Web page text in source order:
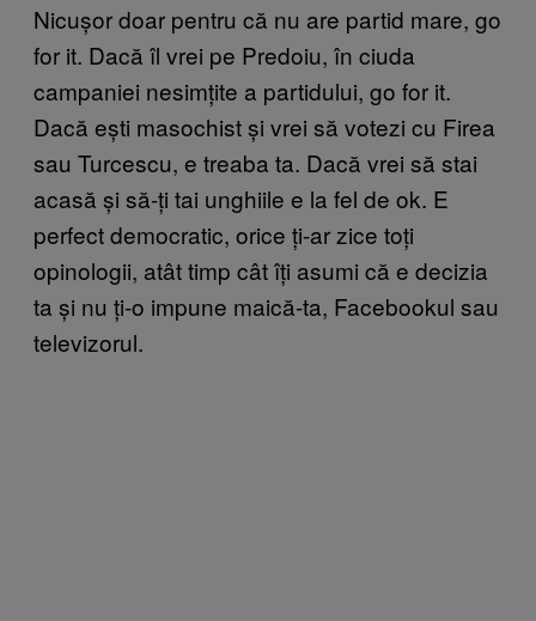
Nicușor doar pentru că nu are partid mare, go
for it. Dacă îl vrei pe Predoiu, în ciuda
campaniei nesimțite a partidului, go for it.
Dacă ești masochist și vrei să votezi cu Firea
sau Turcescu, e treaba ta. Dacă vrei să stai
acasă și să-ți tai unghiile e la fel de ok. E
perfect democratic, orice ți-ar zice toți
opinologii, atât timp cât îți asumi că e decizia
ta și nu ți-o impune maică-ta, Facebookul sau
televizorul.